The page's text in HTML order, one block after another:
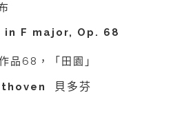
in F major, Op. 68
品68，「田園」
貝多芬